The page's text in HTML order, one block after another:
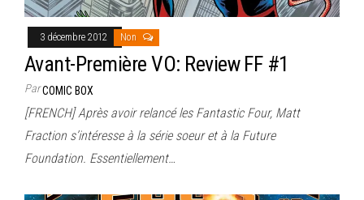
3 décembre 2012 Non
Avant-Première VO: Review FF #1
ParCOMIC BOX
[FRENCH] Après avoir relancé les Fantastic Four, Matt
Fraction s’intéresse à la série soeur et à la Future
Foundation. Essentiellement…